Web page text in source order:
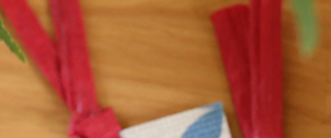
襟・蝶ネクタイ
おきばり三角襟
はんなり丸襟
おめかし蝶ネクタイ